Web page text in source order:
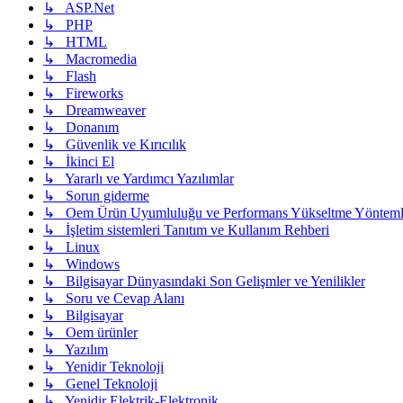
↳ ASP.Net
↳ PHP
↳ HTML
↳ Macromedia
↳ Flash
↳ Fireworks
↳ Dreamweaver
↳ Donanım
↳ Güvenlik ve Kırıcılık
↳ İkinci El
↳ Yararlı ve Yardımcı Yazılımlar
↳ Sorun giderme
↳ Oem Ürün Uyumluluğu ve Performans Yükseltme
↳ İşletim sistemleri Tanıtım ve Kullanım Rehberi
↳ Linux
↳ Windows
↳ Bilgisayar Dünyasındaki Son Gelişmler ve Yenilikler
↳ Soru ve Cevap Alanı
↳ Bilgisayar
↳ Oem ürünler
↳ Yazılım
↳ Yenidir Teknoloji
↳ Genel Teknoloji